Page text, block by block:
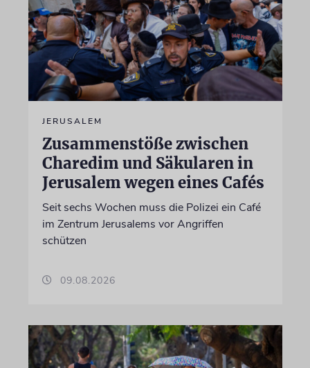
JERUSALEM
Zusammenstöße zwischen
Charedim und Säkularen in
Jerusalem wegen eines Cafés
Seit sechs Wochen muss die Polizei ein Café
im Zentrum Jerusalems vor Angriffen
schützen
09.08.2026